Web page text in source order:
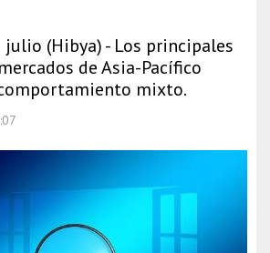
julio (Hibya) - Los principales
de Asia-Pacífico
mixto.